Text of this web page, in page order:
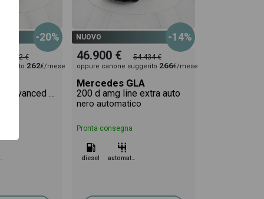
-20%
58.662 €
262€/mese
NUOVO -14%
46.900 € 54.434 €
oppure canone suggerito 266€/mese
Mercedes GLA
200 d amg line extra auto
nero automatico
Pronta consegna
diesel automatico